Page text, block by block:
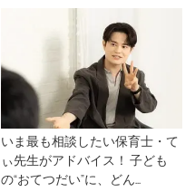
いま最も相談したい保育士・て
ぃ先生がアドバイス！ 子ども
の“おてつだい”に、どん...